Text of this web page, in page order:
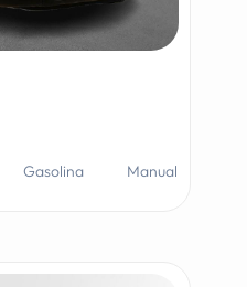
Gasolina Manual